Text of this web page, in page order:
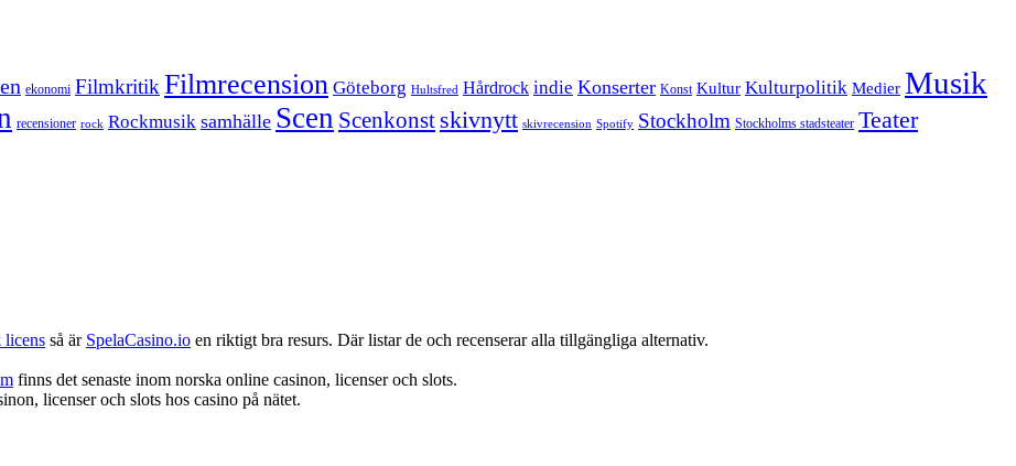
ekonomi Filmkritik Filmrecension Göteborg Hultsfred Hårdrock indie Konserter Konst Kultur Kulturpolitik Medier Musik
recensioner rock Rockmusik samhälle Scen Scenkonst skivnytt skivrecension Spotify Stockholm Stockholms stadsteater Teater
licens så är SpelaCasino.io en riktigt bra resurs. Där listar de och recenserar alla tillgängliga alternativ.
finns det senaste inom norska online casinon, licenser och slots.
licenser och slots hos casino på nätet.